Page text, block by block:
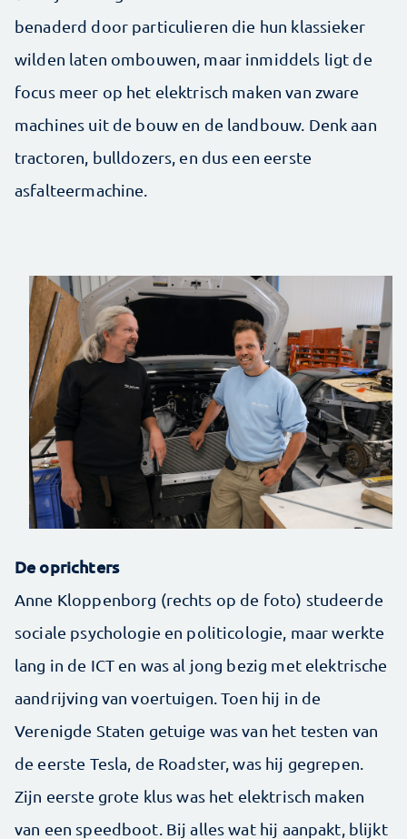
benaderd door particulieren die hun klassieker
wilden laten ombouwen, maar inmiddels ligt de
focus meer op het elektrisch maken van zware
machines uit de bouw en de landbouw. Denk aan
tractoren, bulldozers, en dus een eerste
asfalteermachine.
De oprichters
Anne Kloppenborg (rechts op de foto) studeerde
sociale psychologie en politicologie, maar werkte
lang in de ICT en was al jong bezig met elektrische
aandrijving van voertuigen. Toen hij in de
Verenigde Staten getuige was van het testen van
de eerste Tesla, de Roadster, was hij gegrepen.
Zijn eerste grote klus was het elektrisch maken
van een speedboot. Bij alles wat hij aanpakt, blijkt